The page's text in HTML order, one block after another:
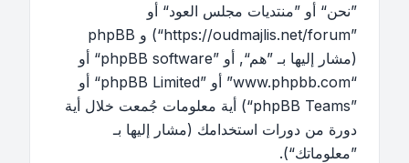
”نحن“ أو ”منتديات مجلس العود“ أو
”https://oudmajlis.net/forum“) و phpBB
(مشار إليها بـ ”هم“, أو ”phpBB software“ أو
“www.phpbb.com” أو ”phpBB Limited“ أو
”phpBB Teams“) أية معلومات جُمعت خلال أية
دورة من دورات استخدامك (مشار إليها بـ
”معلوماتك“).